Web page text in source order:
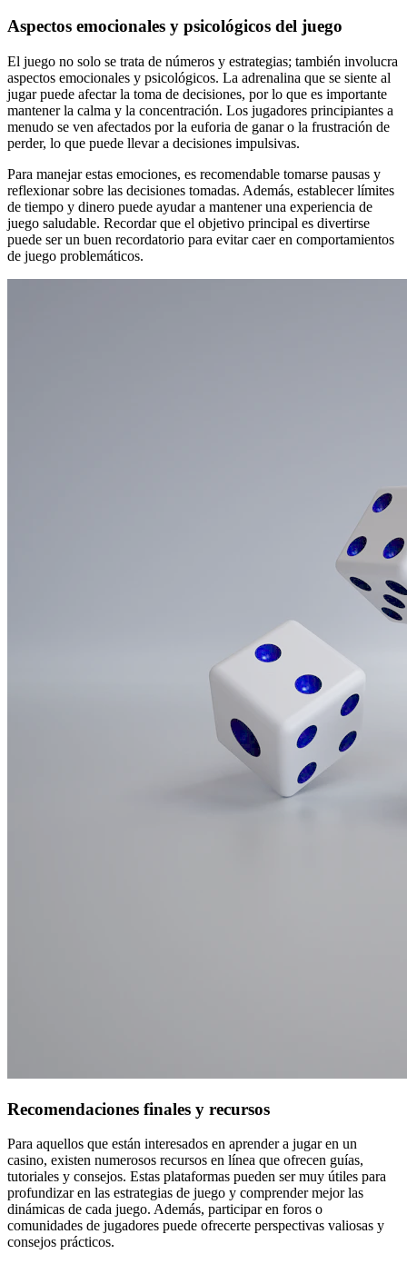
Aspectos emocionales y psicológicos del juego
El juego no solo se trata de números y estrategias; también involucra
aspectos emocionales y psicológicos. La adrenalina que se siente al
jugar puede afectar la toma de decisiones, por lo que es importante
mantener la calma y la concentración. Los jugadores principiantes a
menudo se ven afectados por la euforia de ganar o la frustración de
perder, lo que puede llevar a decisiones impulsivas.
Para manejar estas emociones, es recomendable tomarse pausas y
reflexionar sobre las decisiones tomadas. Además, establecer límites
de tiempo y dinero puede ayudar a mantener una experiencia de
juego saludable. Recordar que el objetivo principal es divertirse
puede ser un buen recordatorio para evitar caer en comportamientos
de juego problemáticos.
Recomendaciones finales y recursos
Para aquellos que están interesados en aprender a jugar en un
casino, existen numerosos recursos en línea que ofrecen guías,
tutoriales y consejos. Estas plataformas pueden ser muy útiles para
profundizar en las estrategias de juego y comprender mejor las
dinámicas de cada juego. Además, participar en foros o
comunidades de jugadores puede ofrecerte perspectivas valiosas y
consejos prácticos.